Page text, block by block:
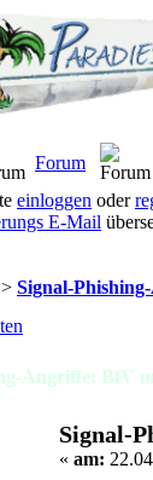
Forum
einloggen oder
E-Mail
> Signal-
Angriffe: BfV
Signal-
« am: